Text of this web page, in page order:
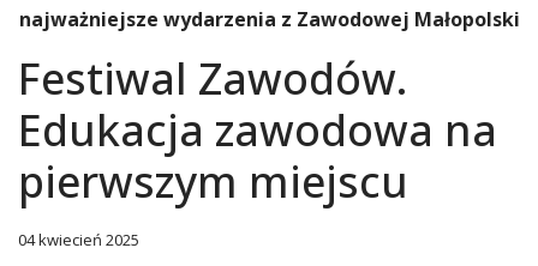
najważniejsze wydarzenia z Zawodowej Małopolski
Festiwal Zawodów.
Edukacja zawodowa na
pierwszym miejscu
04 kwiecień 2025